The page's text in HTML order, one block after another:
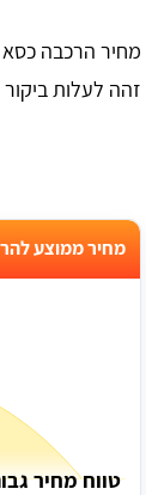
זהה לעלות ביקור
מחיר ממוצע
טווח מחיר